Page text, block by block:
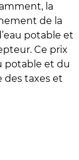
la
de la
potable et
Ce prix
potable et du
des taxes et